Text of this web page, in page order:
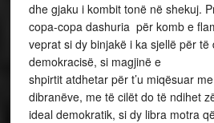
dhe gjaku i kombit tonë në shekuj.
copa-copa dashuria për komb e
veprat si dy binjakë i ka sjellë për
demokracisë, si magjinë e
shpirtit atdhetar për t’u miqësuar
dibranëve, me të cilët do të ndihet
ideal demokratik, si dy libra motra